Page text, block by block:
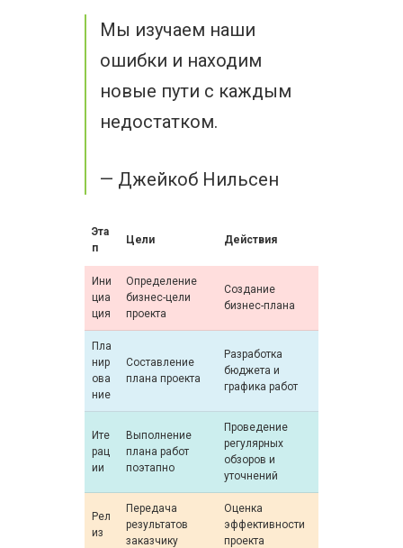
Мы изучаем наши
ошибки и находим
новые пути с каждым
недостатком.
— Джейкоб Нильсен
Эта
п
Цели Действия
Ини
циа
ция
Определение
бизнес-цели
проекта
Создание
бизнес-плана
Пла
нир
ова
ние
Составление
плана проекта
Разработка
бюджета и
графика работ
Ите
рац
ии
Выполнение
плана работ
поэтапно
Проведение
регулярных
обзоров и
уточнений
Рел
из
Передача
результатов
заказчику
Оценка
эффективности
проекта